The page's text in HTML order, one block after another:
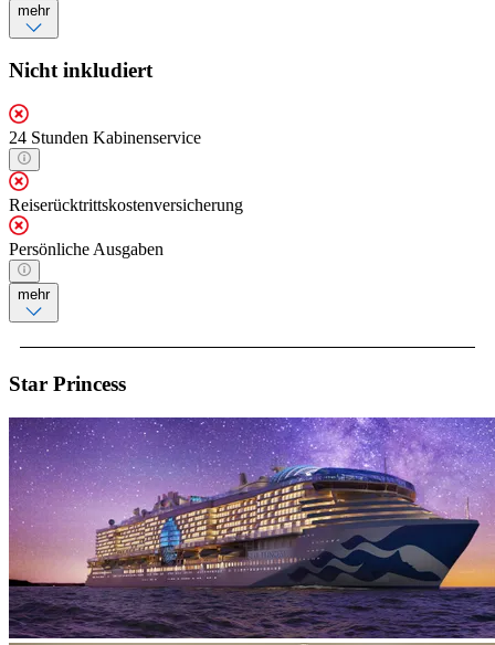
mehr
Nicht inkludiert
24 Stunden Kabinenservice
Reiserücktrittskostenversicherung
Persönliche Ausgaben
mehr
Star Princess